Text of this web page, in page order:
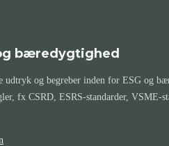
bæredygtighed
og begreber inden for ESG og
fx CSRD, ESRS-standarder,